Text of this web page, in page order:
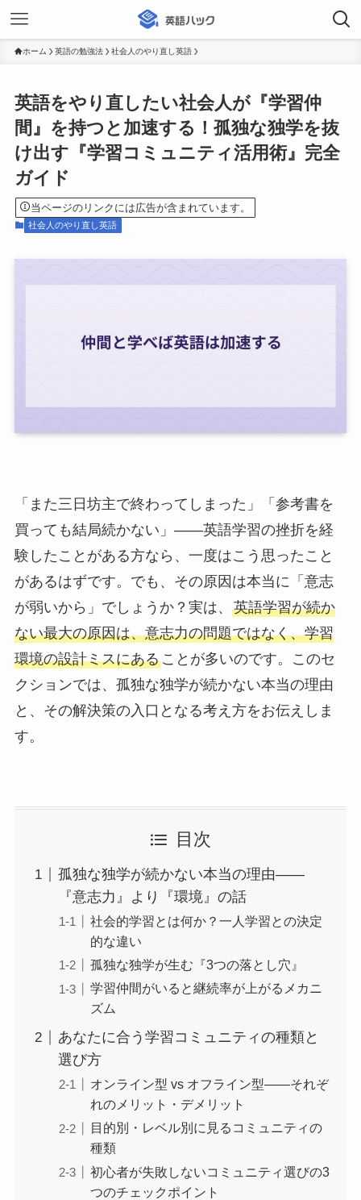
ホーム 英語の勉強法 社会人のやり直し英語
英語をやり直したい社会人が『学習仲
間』を持つと加速する！孤独な独学を抜
け出す『学習コミュニティ活用術』完全
ガイド
当ページのリンクには広告が含まれています。
社会人のやり直し英語
「また三日坊主で終わってしまった」「参考書を
買っても結局続かない」——英語学習の挫折を経
験したことがある方なら、一度はこう思ったこと
があるはずです。でも、その原因は本当に「意志
が弱いから」でしょうか？実は、 英語学習が続か
ない最大の原因は、意志力の問題ではなく、学習
環境の設計ミスにあることが多いのです。このセ
クションでは、孤独な独学が続かない本当の理由
と、その解決策の入口となる考え方をお伝えしま
す。
目次
孤独な独学が続かない本当の理由——
『意志力』より『環境』の話
社会的学習とは何か？一人学習との決定
的な違い
孤独な独学が生む『3つの落とし穴』
学習仲間がいると継続率が上がるメカニ
ズム
あなたに合う学習コミュニティの種類と
選び方
オンライン型 vs オフライン型——それぞ
れのメリット・デメリット
目的別・レベル別に見るコミュニティの
種類
初心者が失敗しないコミュニティ選びの3
つのチェックポイント